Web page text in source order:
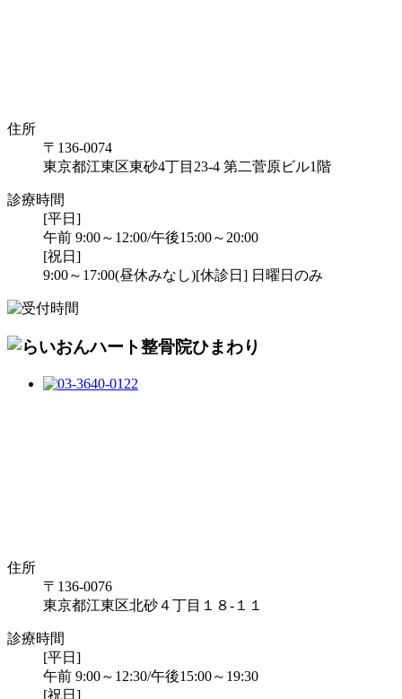
住所
〒136-0074
東京都江東区東砂4丁目23-4 第二菅原ビル1階
診療時間
[平日]
午前 9:00～12:00/午後15:00～20:00
[祝日]
9:00～17:00(昼休みなし)[休診日] 日曜日のみ
住所
〒136-0076
東京都江東区北砂４丁目１８-１１
診療時間
[平日]
午前 9:00～12:30/午後15:00～19:30
[祝日]